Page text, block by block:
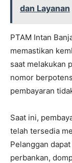
dan Layanan
PTAM Intan
memastikan
saat melakukan
nomor
pembayaran
Saat ini,
telah tersedia
Pelanggan
perbankan,